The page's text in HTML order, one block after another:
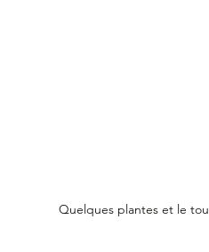
Quelques plantes et le